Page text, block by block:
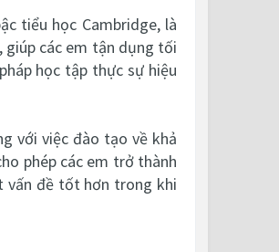
tiểu học Cambridge, là
giúp các em tận dụng tối
học tập thực sự hiệu
với việc đào tạo về khả
phép các em trở thành
vấn đề tốt hơn trong khi